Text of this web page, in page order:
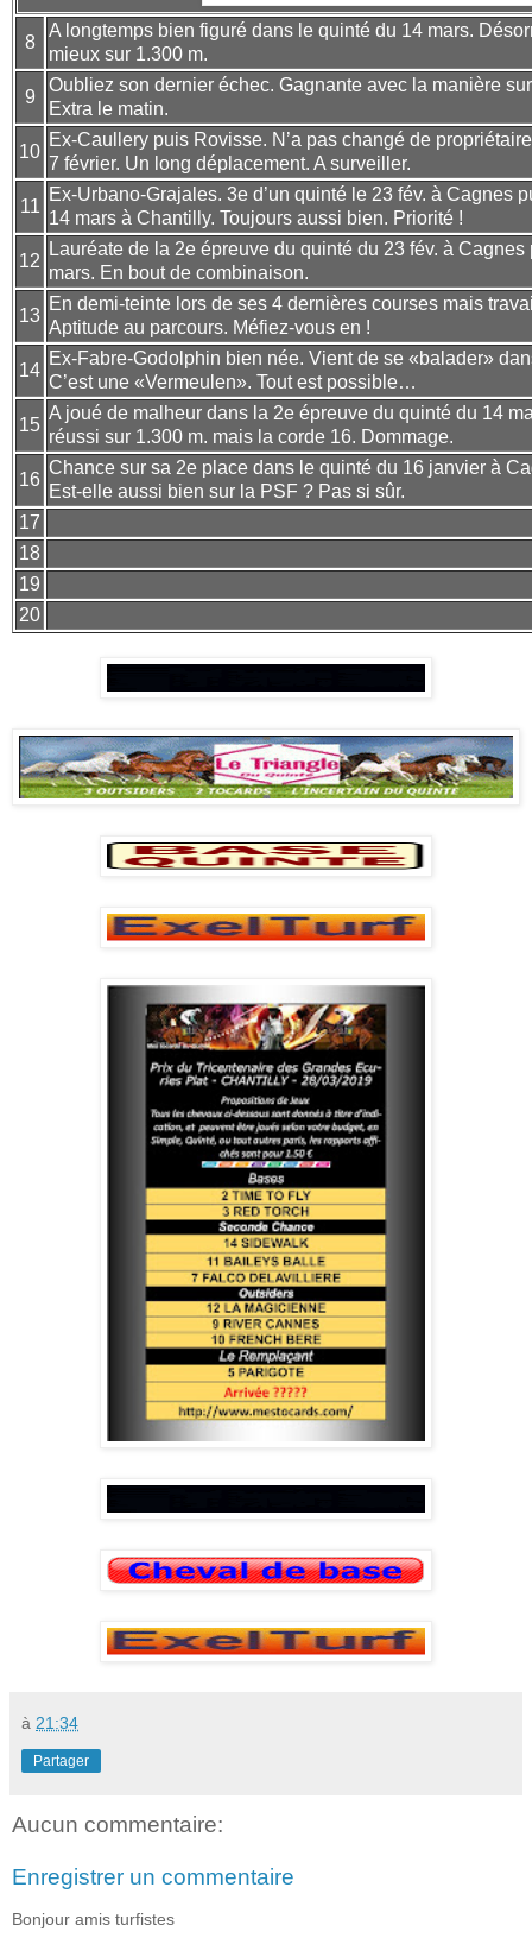
8
A longtemps bien figuré dans le quinté du 14 mars.
mieux sur 1.300 m.
9
Oubliez son dernier échec. Gagnante avec la manière
Extra le matin.
10
Ex-Caullery puis Rovisse. N’a pas changé de
7 février. Un long déplacement. A surveiller.
11
Ex-Urbano-Grajales. 3e d’un quinté le 23 fév. à Cagnes
14 mars à Chantilly. Toujours aussi bien. Priorité !
12
Lauréate de la 2e épreuve du quinté du 23 fév. à
mars. En bout de combinaison.
13
En demi-teinte lors de ses 4 dernières courses mais
Aptitude au parcours. Méfiez-vous en !
14
Ex-Fabre-Godolphin bien née. Vient de se «balader»
C’est une «Vermeulen». Tout est possible…
15
A joué de malheur dans la 2e épreuve du quinté du 14
réussi sur 1.300 m. mais la corde 16. Dommage.
16
Chance sur sa 2e place dans le quinté du 16 janvier à
Est-elle aussi bien sur la PSF ? Pas si sûr.
17
18
19
20
à 21:34
Partager
Aucun commentaire:
Enregistrer un commentaire
Bonjour amis turfistes